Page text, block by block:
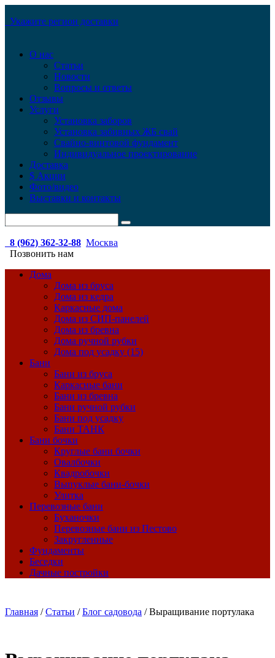
Укажите регион доставки
О нас
Статьи
Новости
Вопросы и ответы
Отзывы
Услуги
Установка заборов
Установка забивных ЖБ свай
Свайно-винтовой фундамент
Индивидуальное проектирование
Доставка
$ Акции
Фото/видео
Выставки и контакты
8 (962) 362-32-88 Москва
Позвонить нам
Дома
Дома из бруса
Дома из кедра
Каркасные дома
Дома из СИП-панелей
Дома из бревна
Дома ручной рубки
Дома под усадку (15)
Бани
Бани из бруса
Каркасные бани
Бани из бревна
Бани ручной рубки
Бани под усадку
Бани ТАНК
Бани бочки
Круглые бани бочки
Овалбочки
Квадробочки
Выпуклые бани-бочки
Улитка
Перевозные бани
Буханочки
Перевозные бани из Пестово
Закругленные
Фундаменты
Беседки
Дачные постройки
Главная /Статьи /Блог садовода /Выращивание портулака